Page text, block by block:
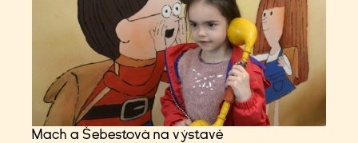
Mach a Šebestová na výstavě